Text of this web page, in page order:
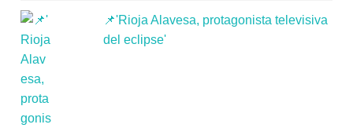
📌'Rioja Alavesa, protagonista televisiva
del eclipse'